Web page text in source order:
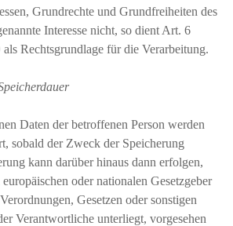
Grundrechte und Grundfreiheiten des
Interesse nicht, so dient Art. 6
Rechtsgrundlage für die Verarbeitung.
Daten der betroffenen Person werden
sobald der Zweck der Speicherung
kann darüber hinaus dann erfolgen,
oder nationalen Gesetzgeber
Gesetzen oder sonstigen
Verantwortliche unterliegt, vorgesehen